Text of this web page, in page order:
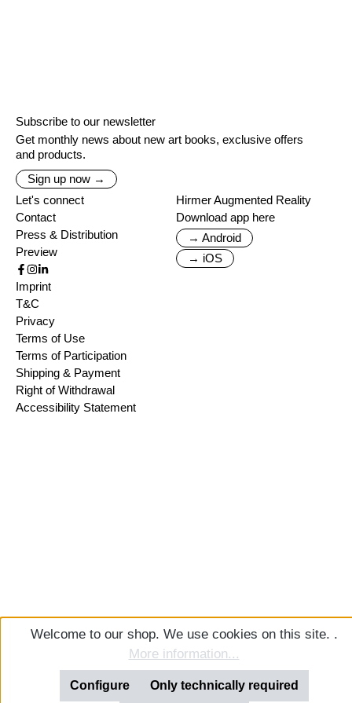
Subscribe to our newsletter
Get monthly news about new art books, exclusive offers
and products.
Sign up now →
Let's connect
Contact
Press & Distribution
Preview
Hirmer Augmented Reality
Download app here
→ Android
→ iOS
Imprint
T&C
Privacy
Terms of Use
Terms of Participation
Shipping & Payment
Right of Withdrawal
Accessibility Statement
Welcome to our shop. We use cookies on this site. .
More information...
Only technically required
Configure